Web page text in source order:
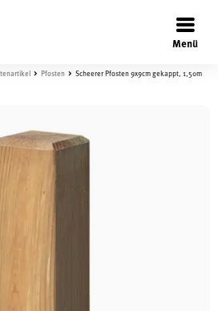
Menü
×
Türen
Pfosten
Scheerer Pfosten 9x9cm gekappt, 1,50m